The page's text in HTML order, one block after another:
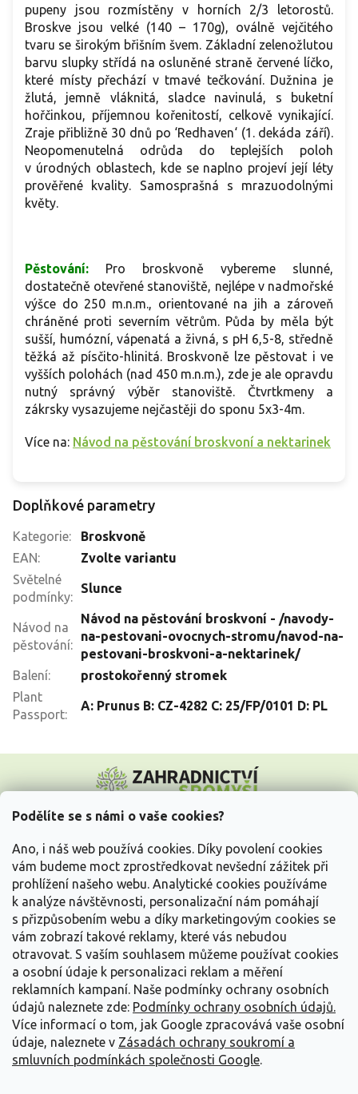
Podělíte se s námi o vaše cookies?
Ano, i náš web používá cookies. Díky povolení cookies
vám budeme moct zprostředkovat nevšední zážitek při
prohlížení našeho webu. Analytické cookies používáme
k analýze návštěvnosti, personalizační nám pomáhají
s přizpůsobením webu a díky marketingovým cookies se
vám zobrazí takové reklamy, které vás nebudou
otravovat. S vaším souhlasem můžeme používat cookies
a osobní údaje k personalizaci reklam a měření
reklamních kampaní. Naše podmínky ochrany osobních
údajů naleznete zde: Podmínky ochrany osobních údajů.
Více informací o tom, jak Google zpracovává vaše osobní
údaje, naleznete v Zásadách ochrany soukromí a
smluvních podmínkách společnosti Google.
pupeny jsou rozmístěny v horních 2/3 letorostů.
Broskve jsou velké (140 – 170g), oválně vejčitého
tvaru se širokým břišním švem. Základní zelenožlutou
barvu slupky střídá na osluněné straně červené líčko,
které místy přechází v tmavé tečkování. Dužnina je
žlutá, jemně vláknitá, sladce navinulá, s buketní
hořčinkou, příjemnou kořenitostí, celkově vynikající.
Zraje přibližně 30 dnů po ‘Redhaven‘ (1. dekáda září).
Neopomenutelná odrůda do teplejších poloh
v úrodných oblastech, kde se naplno projeví její léty
prověřené kvality. Samosprašná s mrazuodolnými
květy.
Pěstování:
Pro broskvoně vybereme slunné,
dostatečně otevřené stanoviště, nejlépe v nadmořské
výšce do 250 m.n.m., orientované na jih a zároveň
chráněné proti severním větrům. Půda by měla být
sušší, humózní, vápenatá a živná, s pH 6,5-8, středně
těžká až písčito-hlinitá. Broskvoně lze pěstovat i ve
vyšších polohách (nad 450 m.n.m.), zde je ale opravdu
nutný správný výběr stanoviště. Čtvrtkmeny a
zákrsky vysazujeme nejčastěji do sponu 5x3-4m.
Více na: Návod na pěstování broskvoní a nektarinek
Doplňkové parametry
Kategorie:
Broskvoně
EAN:
Zvolte variantu
Světelné
podmínky:
Slunce
Návod na
pěstování:
Návod na pěstování broskvoní - /navody-
na-pestovani-ovocnych-stromu/navod-na-
pestovani-broskvoni-a-nektarinek/
Balení:
prostokořenný stromek
Plant
Passport:
A: Prunus B: CZ-4282 C: 25/FP/0101 D: PL
p
Vše o nákupu
Informace pro Vás
Kontakujte nás